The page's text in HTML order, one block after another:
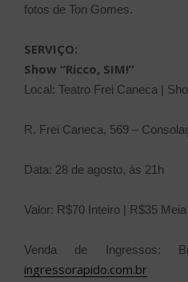
fotos de Ton Gomes.
SERVIÇO:
Show “Ricco, SIM!”
Local: Teatro Frei Caneca |
R. Frei Caneca, 569 –
Data: 28 de agosto, às 21h
Valor: R$70 Inteiro | R$35
Venda de Ingressos:
ingressorapido.com.br